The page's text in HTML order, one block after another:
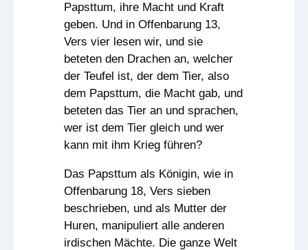
Papsttum, ihre Macht und Kraft
geben. Und in Offenbarung 13,
Vers vier lesen wir, und sie
beteten den Drachen an, welcher
der Teufel ist, der dem Tier, also
dem Papsttum, die Macht gab, und
beteten das Tier an und sprachen,
wer ist dem Tier gleich und wer
kann mit ihm Krieg führen?
Das Papsttum als Königin, wie in
Offenbarung 18, Vers sieben
beschrieben, und als Mutter der
Huren, manipuliert alle anderen
irdischen Mächte. Die ganze Welt